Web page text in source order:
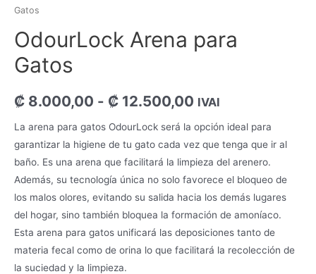
Gatos
OdourLock Arena para
Gatos
₡ 8.000,00 - ₡ 12.500,00 IVAI
La arena para gatos OdourLock será la opción ideal para
garantizar la higiene de tu gato cada vez que tenga que ir al
baño. Es una arena que facilitará la limpieza del arenero.
Además, su tecnología única no solo favorece el bloqueo de
los malos olores, evitando su salida hacia los demás lugares
del hogar, sino también bloquea la formación de amoníaco.
Esta arena para gatos unificará las deposiciones tanto de
materia fecal como de orina lo que facilitará la recolección de
la suciedad y la limpieza.